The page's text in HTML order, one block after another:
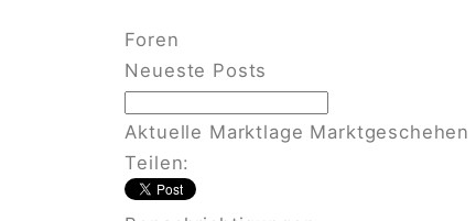
Foren
Neueste Posts
Aktuelle Marktlage Marktgeschehen
Teilen: